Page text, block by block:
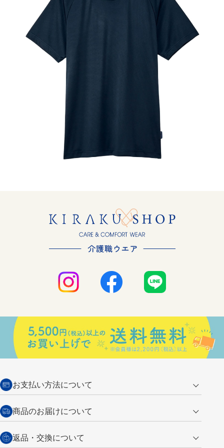
お支払い方法について
クレジットカード
代金引換
商品のお届けについて
営業日午前11時までの決済完了の
ご注文は翌営業日の発送
返品・交換について